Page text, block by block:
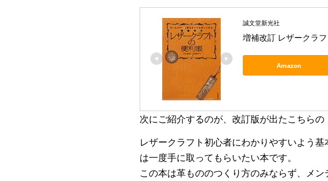
誠文堂新光社
増補改訂 レザークラ
Amazon
次にご紹介するのが、改訂版が出たこちら
レザークラフト初心者にわかりやすいよう
は一度手に取ってもらいたい本です。
この本は革もののつくり方のみならず、メ